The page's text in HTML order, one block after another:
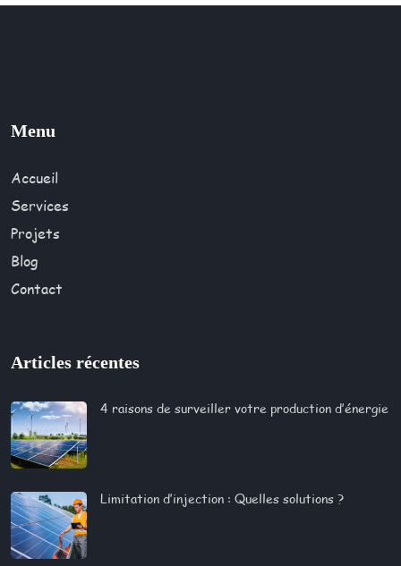
Menu
Accueil
Services
Projets
Blog
Contact
Articles récentes
4 raisons de surveiller votre production d’énergie
Limitation d’injection : Quelles solutions ?​